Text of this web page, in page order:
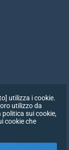
utilizza i cookie.
utilizzo da
sui cookie,
cookie che